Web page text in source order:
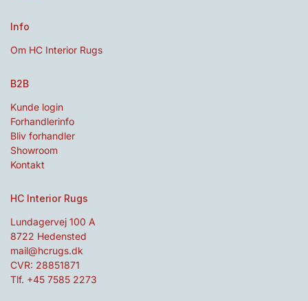
Info
Om HC Interior Rugs
B2B
Kunde login
Forhandlerinfo
Bliv forhandler
Showroom
Kontakt
HC Interior Rugs
Lundagervej 100 A
8722 Hedensted
mail@hcrugs.dk
CVR: 28851871
Tlf. +45 7585 2273